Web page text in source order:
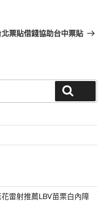
票貼借錢協助台中票貼
雷射推薦LBV苗栗白內障